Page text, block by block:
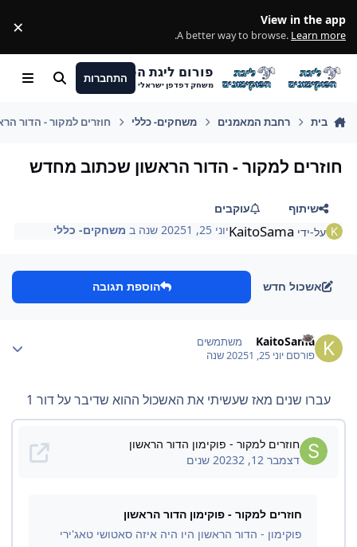
View in the app
A better way to browse. Learn more
.
×
פורום ליגת הפוקימונים
משחק דפדפן ישראלי
התחברות חיפוש Menu
בית רחבת המאמנים משחקים- כללי חוזרים למקור - הדור
חוזרים למקור - הדור הראשון שכתוב מחדש
שיתוף
עוקבים
על-ידי KaitoSamaיוני 25, 2025 1 שנה ב משחקים- כללי
אשכול חדש הוספת תגובה
KaitoSama משתמשים
פורסםיוני 25, 2025 1 שנה
עברו שנים מאז שעשיתי את האשכול ההוא שדיבר על דור 1